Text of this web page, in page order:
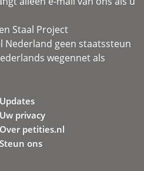
Staal Project
Nederland geen staatssteun
wegennet als
Updates
Uw privacy
Over petities.nl
Steun ons